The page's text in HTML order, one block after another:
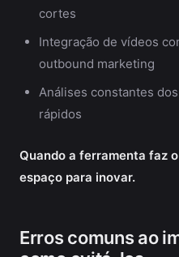
cortes
Integração de vídeos
outbound marketing
Análises constantes
rápidos
Quando a ferramenta faz
espaço para inovar.
Erros comuns ao